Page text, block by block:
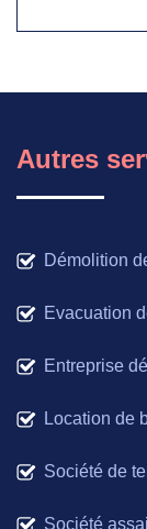
Autres
Démolition
Evacuation
Entreprise
Location de
Société de
Société